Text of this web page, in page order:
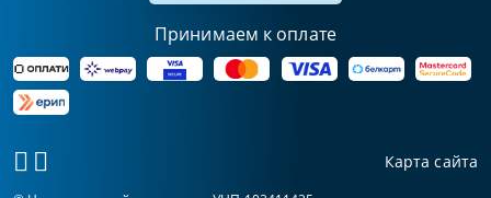
Принимаем к оплате
Карта сайта